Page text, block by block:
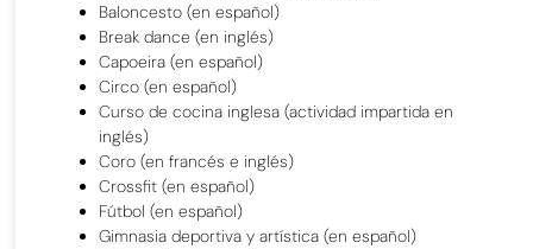
Baloncesto (en español)
Break dance (en inglés)
Capoeira (en español)
Circo (en español)
Curso de cocina inglesa (actividad impartida en
inglés)
Coro (en francés e inglés)
Crossfit (en español)
Fútbol (en español)
Gimnasia deportiva y artística (en español)